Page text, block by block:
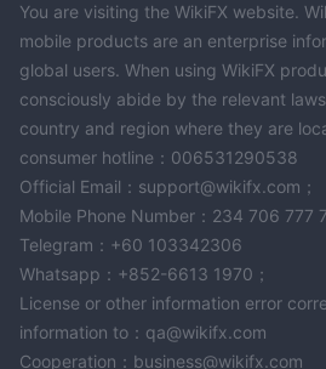
e sua ausência no site pode deixar os
nível de risco e os retornos potenciais
negociações. da mesma forma, a falta
e venda, pode tornar difícil para os
seus negócios e comparar FXZOOM 's
corretores.
Depósito e Retirada
FXZOOMoferece uma variedade de
retirada para facilitar as transações
depósito e saque disponíveis incluem
You are visiting the WikiFX website.
mobile products are an enterprise
global users. When using WikiFX
consciously abide by the relevant
country and region where they are
consumer hotline：006531290538
Official Email：support@wikifx.com；
Mobile Phone Number：234 706 777
Telegram：+60 103342306
Whatsapp：+852-6613 1970；
License or other information error
information to：qa@wikifx.com
Cooperation：business@wikifx.com